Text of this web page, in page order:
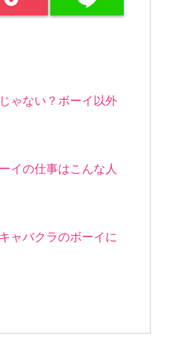
ゃない？ボーイ以外
イの仕事はこんな人
ャバクラのボーイに